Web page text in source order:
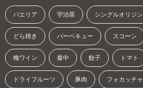
パエリア 宇治茶 シングルオリジン
どら焼き バーベキュー スコーン
梅ワイン 最中 餃子 トマト
ドライフルーツ 豚肉 フォカッチャ